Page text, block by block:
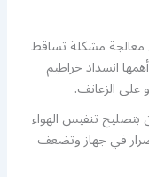
مشكلة تساقط
انسداد خراطيم
على الزعانف.
تنفيس الهواء
في جهاز وتضعف